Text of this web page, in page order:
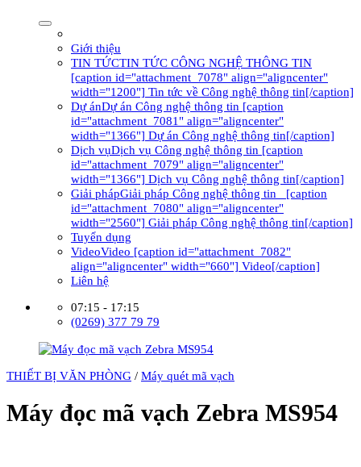
Giới thiệu
TIN TỨCTIN TỨC CÔNG NGHỆ THÔNG TIN
[caption id="attachment_7078" align="aligncenter"
width="1200"] Tin tức về Công nghệ thông tin[/caption]
Dự ánDự án Công nghệ thông tin [caption
id="attachment_7081" align="aligncenter"
width="1366"] Dự án Công nghệ thông tin[/caption]
Dịch vụDịch vụ Công nghệ thông tin [caption
id="attachment_7079" align="aligncenter"
width="1366"] Dịch vụ Công nghệ thông tin[/caption]
Giải phápGiải pháp Công nghệ thông tin [caption
id="attachment_7080" align="aligncenter"
width="2560"] Giải pháp Công nghệ thông tin[/caption]
Tuyển dụng
VideoVideo [caption id="attachment_7082"
align="aligncenter" width="660"] Video[/caption]
Liên hệ
07:15 - 17:15
(0269) 377 79 79
THIẾT BỊ VĂN PHÒNG / Máy quét mã vạch
Máy đọc mã vạch Zebra MS954